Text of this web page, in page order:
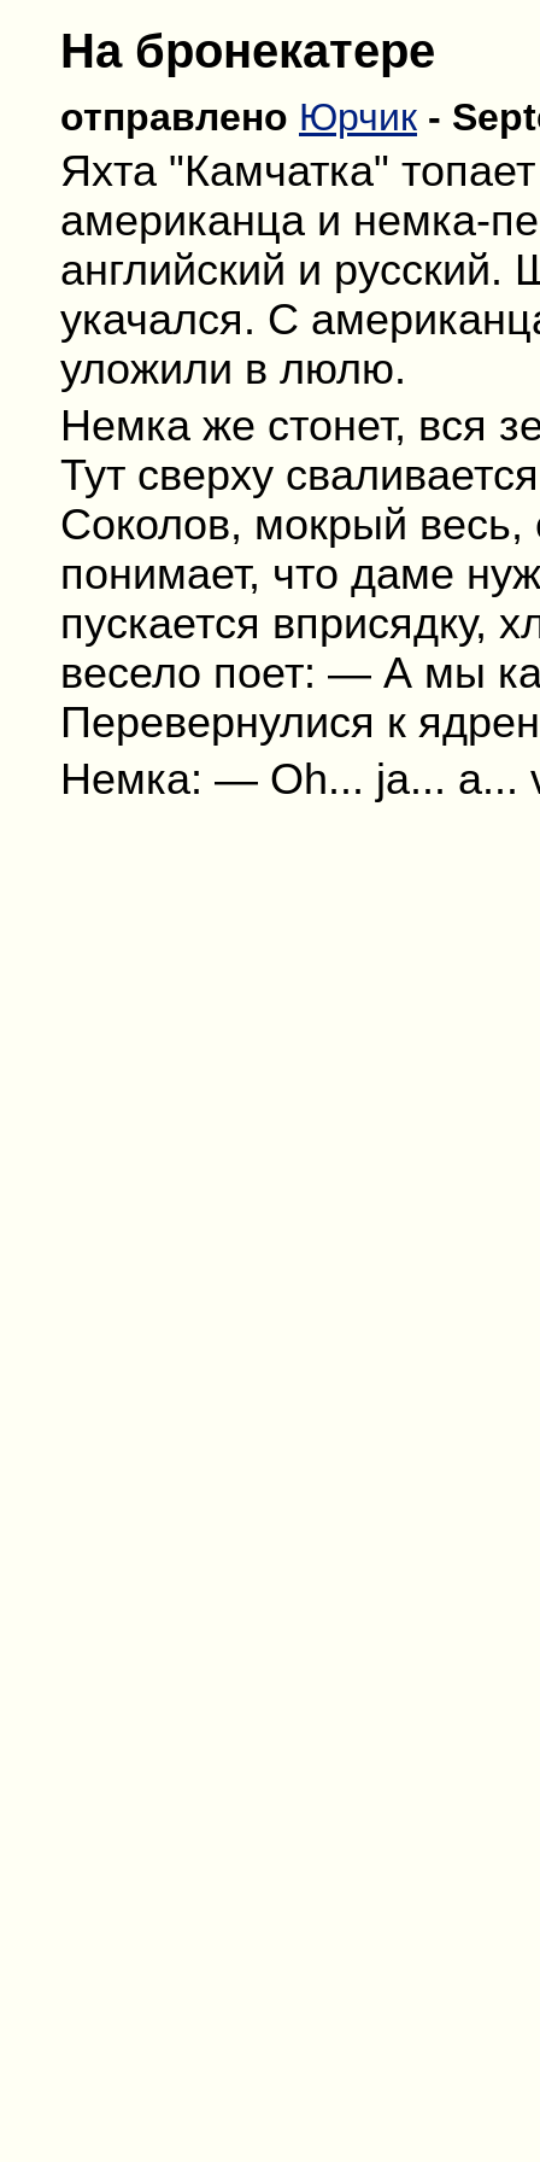
На бронекатере
отправлено Юрчик -
Яхта "Камчатка"
американца и немка-
английский и
укачался. С
уложили в люлю.
Немка же стонет, вся
Тут сверху
Соколов, мокрый весь,
понимает, что даме
пускается вприсядку,
весело поет: — А мы
Перевернулися к
Немка: — Oh... ja... a...